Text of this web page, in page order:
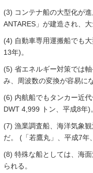
(3) コンテナ船の大型化が
ANTARES」が建造され、
(4) 自動車専用運搬船でも
13年)。
(5) 省エネルギー対策では
み、周波数の変換が容易に
(6) 内航船でもタンカー近
DWT 4,999 トン、平成8年)
(7) 漁業調査船、海洋気象
だ。 (「若鷹丸」、平成7年
(8) 特殊な船としては、海
られる。